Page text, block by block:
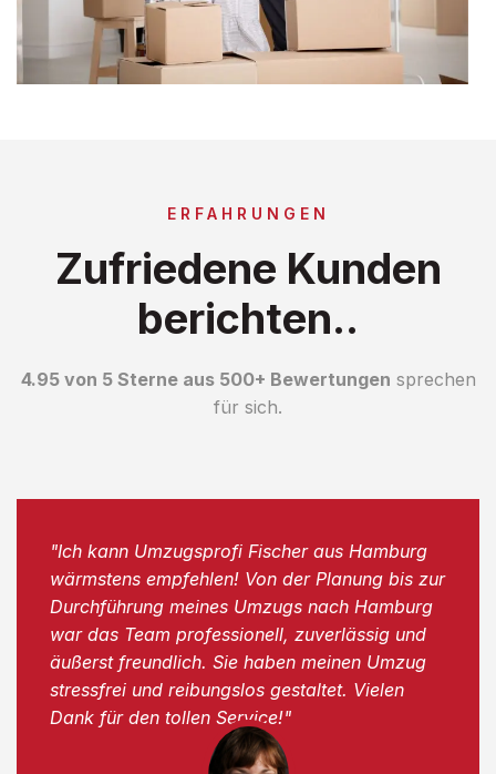
ERFAHRUNGEN
Zufriedene Kunden
berichten..
4.95 von 5 Sterne aus 500+ Bewertungen sprechen
für sich.
"Ich kann Umzugsprofi Fischer aus Hamburg
wärmstens empfehlen! Von der Planung bis zur
Durchführung meines Umzugs nach Hamburg
war das Team professionell, zuverlässig und
äußerst freundlich. Sie haben meinen Umzug
stressfrei und reibungslos gestaltet. Vielen
Dank für den tollen Service!"